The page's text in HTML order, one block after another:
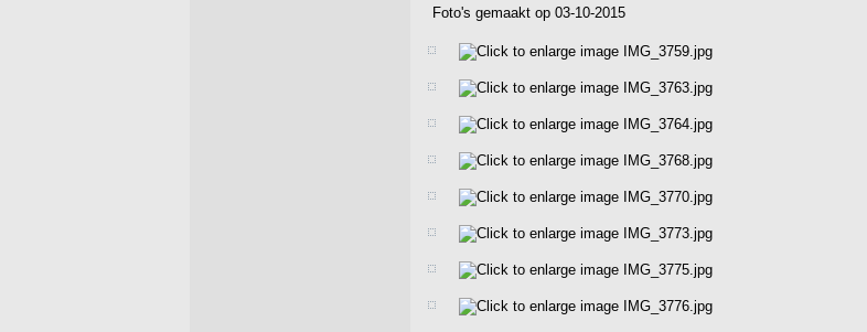
Foto's gemaakt op 03-10-2015